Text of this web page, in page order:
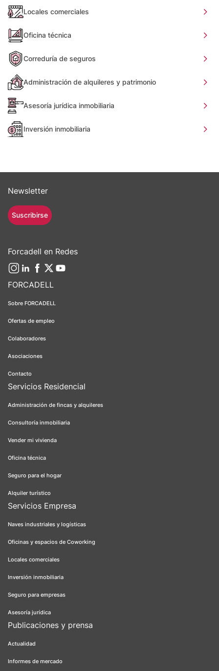
Locales comerciales
Oficina técnica
Correduría de seguros
Administración de alquileres y patrimonio
Asesoría jurídica inmobiliaria
Inversión inmobiliaria
FORCADELL
Sobre FORCADELL
Ofertas de empleo
Colaboradores
Asociaciones
Contacto
Servicios Residencial
Administración de fincas y alquileres
Consultoría inmobiliaria
Vender mi vivienda
Oficina técnica
Seguro para el hogar
Alquiler turístico
Servicios Empresa
Naves industriales y logísticas
Oficinas y espacios de Coworking
Locales comerciales
Inversión inmobiliaria
Seguro para empresas
Asesoría jurídica
Publicaciones y prensa
Actualidad
Informes de mercado
Newsletter
Suscribirse
Forcadell en Redes